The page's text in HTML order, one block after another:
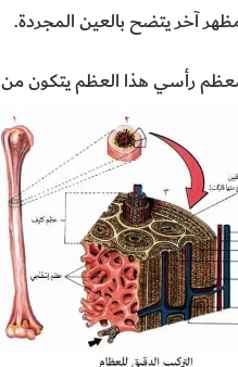
آخر يتضح بالعين المجردة.
معظم رأسي هذا العظم يتكون من